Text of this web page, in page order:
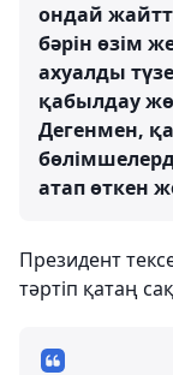
ондай
бәрін өзім
ахуалды
қабылдау
Дегенмен,
атап өткен
Президент
тәртіп қатаң